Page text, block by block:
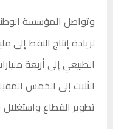
وتواصل المؤسسة
لزيادة إنتاج النفط إلى
الطبيعي إلى أربعة
الثلاث إلى الخمس
تطوير القطاع واستغلال